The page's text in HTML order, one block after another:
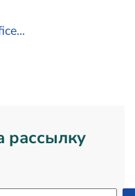
рассылку